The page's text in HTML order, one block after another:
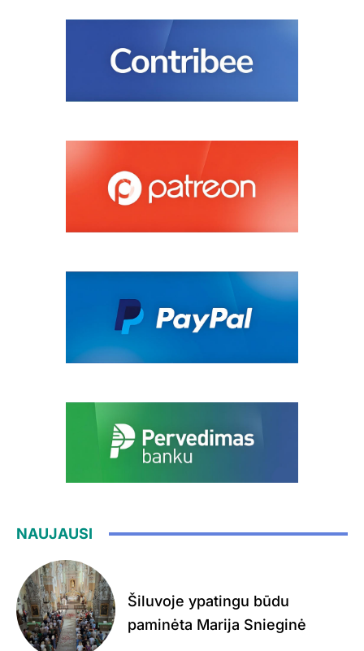
NAUJAUSI
Šiluvoje ypatingu būdu
paminėta Marija Snieginė